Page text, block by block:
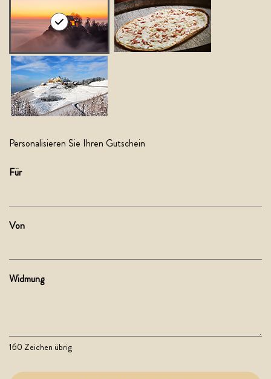
Personalisieren Sie Ihren Gutschein
Für
Von
Widmung
160 Zeichen übrig